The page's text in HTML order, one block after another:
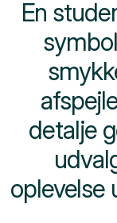
En
detalje
oplevelse